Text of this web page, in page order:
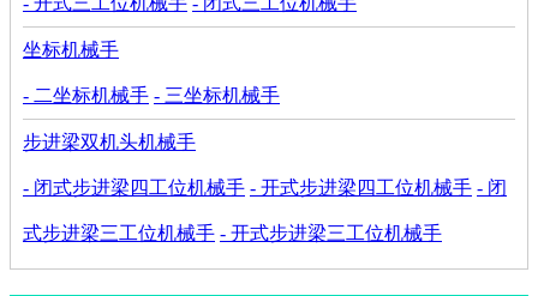
坐标机械手
- 二坐标机械手 - 三坐标机械手
步进梁双机头机械手
- 闭式步进梁四工位机械手 - 开式步进梁四工位机械手 - 闭
式步进梁三工位机械手 - 开式步进梁三工位机械手